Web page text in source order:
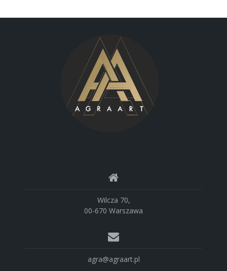
Wilcza 70,
00-670 Warszawa
agra@agraart.pl